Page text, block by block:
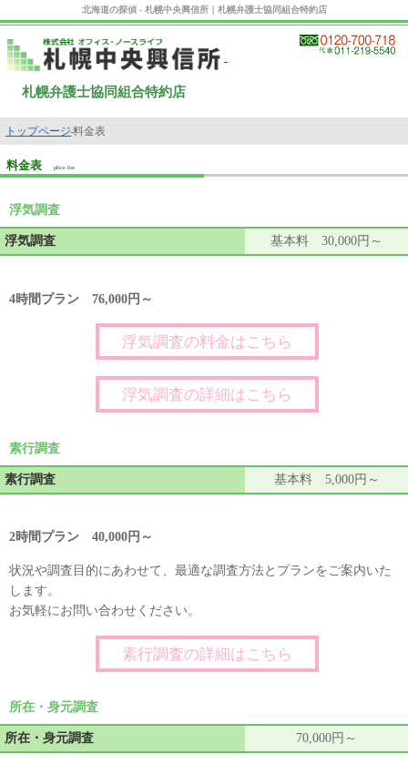
北海道の探偵 - 札幌中央興信所｜札幌弁護士協同組合特約店
札幌弁護士協同組合特約店
トップページ料金表
料金表 plice list
浮気調査
浮気調査 基本料 30,000円～
4時間プラン 76,000円～
浮気調査の料金はこちら
浮気調査の詳細はこちら
素行調査
素行調査 基本料 5,000円～
2時間プラン 40,000円～
状況や調査目的にあわせて、最適な調査方法とプランをご案内いた
します。
お気軽にお問い合わせください。
素行調査の詳細はこちら
所在・身元調査
所在・身元調査 70,000円～